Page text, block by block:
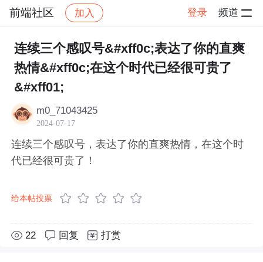
前端社区 加入 登录 频道
社区 前端社区 感慨 帖子详情
连续三个感叹号&#xff0c;表达了你的直爽
热情&#xff0c;在这个时代已经很可贵了
&#xff01;
m0_71043425
2024-07-17
连续三个感叹号，表达了你的直爽热情，在这个时
代已经很可贵了！
给本帖投票
22 回复 打赏